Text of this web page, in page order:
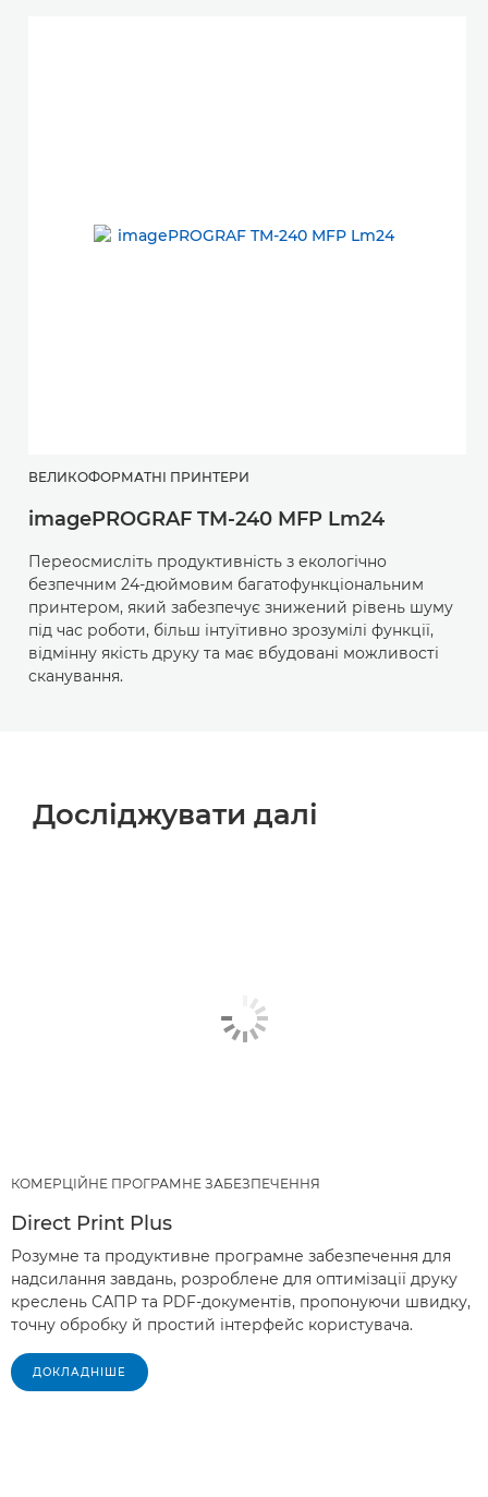
ВЕЛИКОФОРМАТНІ ПРИНТЕРИ
imagePROGRAF TM-240 MFP Lm24
Переосмисліть продуктивність з екологічно
безпечним 24-дюймовим багатофункціональним
принтером, який забезпечує знижений рівень шуму
під час роботи, більш інтуїтивно зрозумілі функції,
відмінну якість друку та має вбудовані можливості
сканування.
Досліджувати далі
КОМЕРЦІЙНЕ ПРОГРАМНЕ ЗАБЕЗПЕЧЕННЯ
Direct Print Plus
Розумне та продуктивне програмне забезпечення для
надсилання завдань, розроблене для оптимізації друку
креслень САПР та PDF-документів, пропонуючи швидку,
точну обробку й простий інтерфейс користувача.
ДОКЛАДНІШЕ